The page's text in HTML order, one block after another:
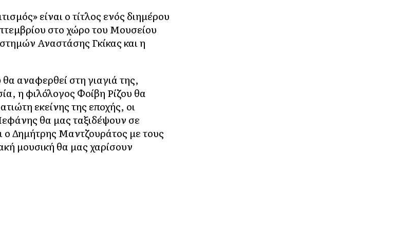
είναι ο τίτλος ενός διημέρου
στο χώρο του Μουσείου
Αναστάσης Γκίκας και η
αναφερθεί στη γιαγιά της,
η φιλόλογος Φοίβη Ρίζου θα
εκείνης της εποχής, οι
θα μας ταξιδέψουν σε
ο Δημήτρης Μαντζουράτος με τους
μουσική θα μας χαρίσουν